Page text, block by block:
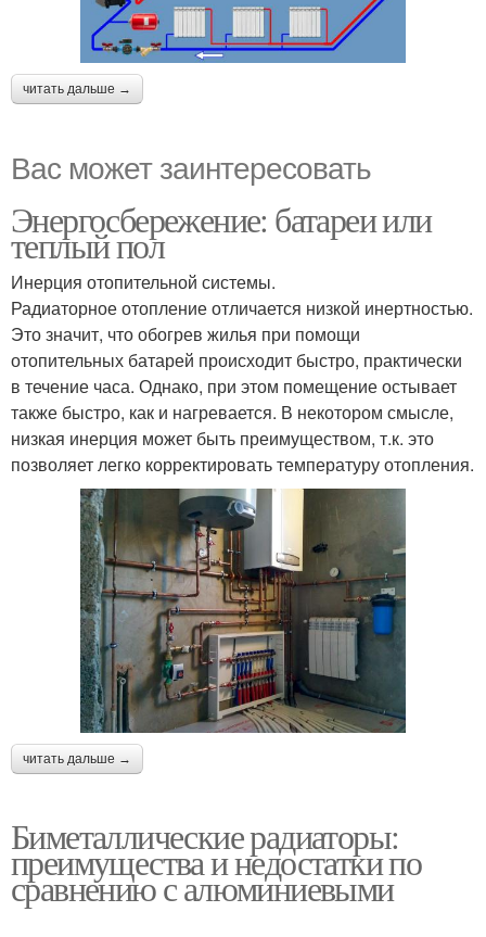
читать дальше →
Вас может заинтересовать
Энергосбережение: батареи или
теплый пол
Инерция отопительной системы.
Радиаторное отопление отличается низкой инертностью.
Это значит, что обогрев жилья при помощи
отопительных батарей происходит быстро, практически
в течение часа. Однако, при этом помещение остывает
также быстро, как и нагревается. В некотором смысле,
низкая инерция может быть преимуществом, т.к. это
позволяет легко корректировать температуру отопления.
читать дальше →
Биметаллические радиаторы:
преимущества и недостатки по
сравнению с алюминиевыми